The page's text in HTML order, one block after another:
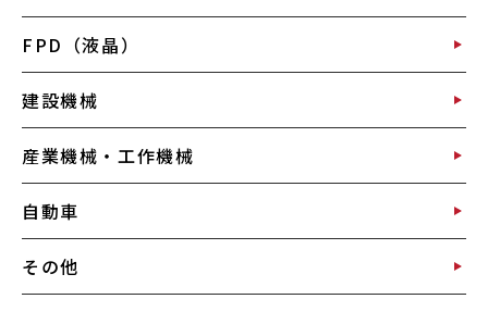
FPD（液晶）
建設機械
産業機械・工作機械
自動車
その他